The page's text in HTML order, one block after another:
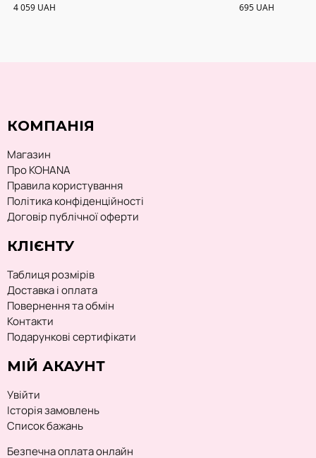
4 059 UAH 695 UAH
КОМПАНІЯ
Магазин
Про KOHANA
Правила користування
Політика конфіденційності
Договір публічної оферти
КЛІЄНТУ
Таблиця розмірів
Доставка і оплата
Повернення та обмін
Контакти
Подарункові сертифікати
МІЙ АКАУНТ
Увійти
Історія замовлень
Список бажань
Безпечна оплата онлайн